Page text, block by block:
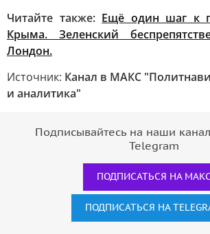
Читайте также: Ещё один шаг к
Крыма. Зеленский
Лондон.
Источник: Канал в МАКС
и аналитика"
Подписывайтесь на наши
Telegram
ПОДПИСАТЬСЯ НА МАКС
ПОДПИСАТЬСЯ НА